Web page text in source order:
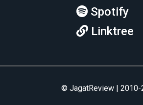
Spotify
Linktree
© JagatReview | 2010-